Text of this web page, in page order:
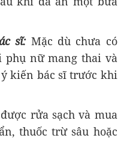
sĩ:Mặc dù chưa có
phụ nữ mang thai và
kiến bác sĩ trước khi
rửa sạch và mua
thuốc trừ sâu hoặc